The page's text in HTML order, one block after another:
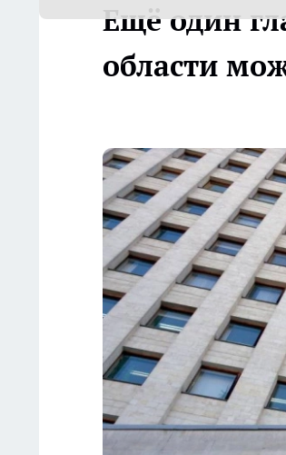
Ещё один
области